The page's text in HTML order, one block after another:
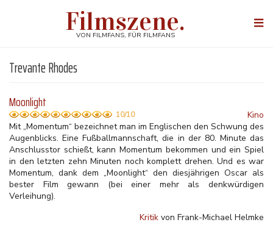
Filmszene.
VON FILMFANS, FÜR FILMFANS
Trevante Rhodes
Moonlight
10/10
Kino
Mit „Momentum“ bezeichnet man im Englischen den Schwung des
Augenblicks. Eine Fußballmannschaft, die in der 80. Minute das
Anschlusstor schießt, kann Momentum bekommen und ein Spiel
in den letzten zehn Minuten noch komplett drehen. Und es war
Momentum, dank dem „Moonlight“ den diesjährigen Oscar als
bester Film gewann (bei einer mehr als denkwürdigen
Verleihung).
Kritik von Frank-Michael Helmke